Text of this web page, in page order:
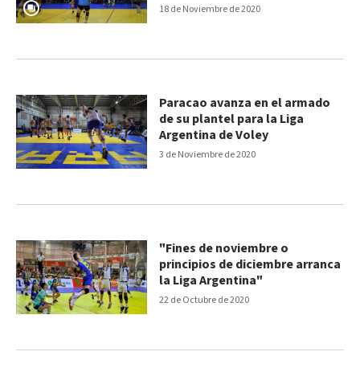
18 de Noviembre de 2020
3 de Noviembre de 2020
Paracao avanza en el armado
de su plantel para la Liga
Argentina de Voley
22 de Octubre de 2020
"Fines de noviembre o
principios de diciembre arranca
la Liga Argentina"